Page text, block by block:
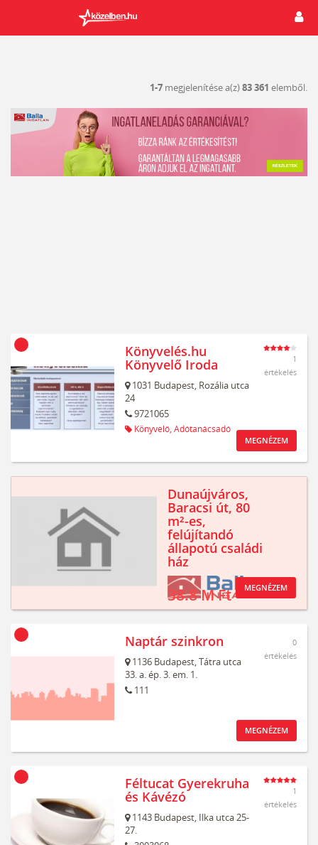
1-7 megjelenítése a(z)83 361 elemből.
Könyvelés.hu
Könyvelő Iroda
1031 Budapest, Rozália utca
24
9721065
Könyvelő, Adótanácsadó
1
értékelés
MEGNÉZEM
Dunaújváros,
Baracsi út, 80
m²-es,
felújítandó
állapotú családi
ház
38.8 M Ft MEGNÉZEM
Naptár szinkron
1136 Budapest,Tátra utca
33. a. ép. 3. em. 1.
111
0
értékelés
MEGNÉZEM
Féltucat Gyerekruha
és Kávézó
1143 Budapest, Ilka utca 25-
27.
1
értékelés